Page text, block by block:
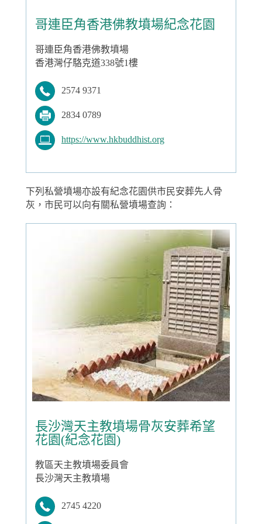
哥連臣角香港佛教墳場紀念花園
哥連臣角香港佛教墳場
香港灣仔駱克道338號1樓
2574 9371
2834 0789
https://www.hkbuddhist.org
下列私營墳場亦設有紀念花園供市民安葬先人骨
灰，市民可以向有關私營墳場查詢：
長沙灣天主教墳場骨灰安葬希望
花園(紀念花園)
教區天主教墳場委員會
長沙灣天主教墳場
2745 4220